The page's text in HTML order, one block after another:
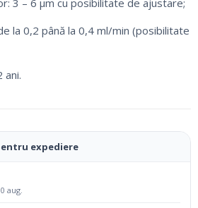
la 0,2 până la 0,4 ml/min (posibilitate
ani.
expediere
aug.